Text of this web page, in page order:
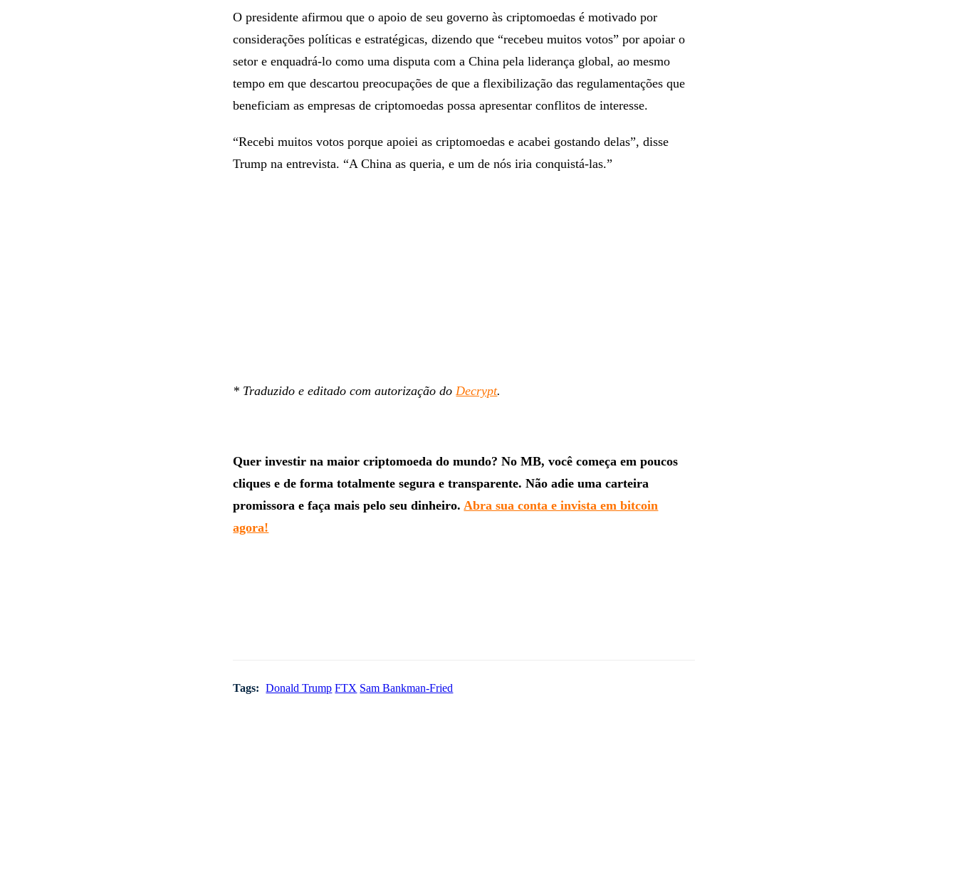
O presidente afirmou que o apoio de seu governo às criptomoedas é motivado por
considerações políticas e estratégicas, dizendo que “recebeu muitos votos” por apoiar o
setor e enquadrá-lo como uma disputa com a China pela liderança global, ao mesmo
tempo em que descartou preocupações de que a flexibilização das regulamentações que
beneficiam as empresas de criptomoedas possa apresentar conflitos de interesse.
“Recebi muitos votos porque apoiei as criptomoedas e acabei gostando delas”, disse
Trump na entrevista. “A China as queria, e um de nós iria conquistá-las.”
* Traduzido e editado com autorização doDecrypt.
Quer investir na maior criptomoeda do mundo? No MB, você começa em poucos
cliques e de forma totalmente segura e transparente. Não adie uma carteira
promissora e faça mais pelo seu dinheiro.Abra sua conta e invista em bitcoin
agora!
Tags: Donald Trump FTX Sam Bankman-Fried